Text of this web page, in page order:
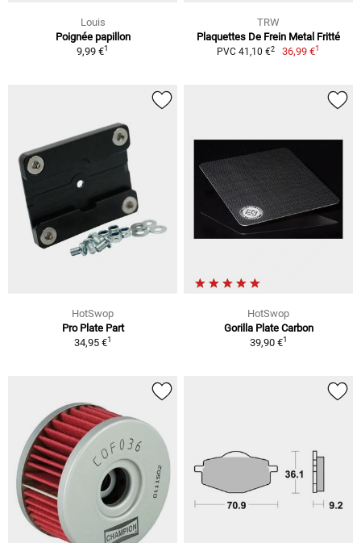
Louis
Poignée papillon
9,99 €1
TRW
Plaquettes De Frein Metal Fritté
PVC 41,10 €2 36,99 €1
HotSwop
Pro Plate Part
34,95 €1
HotSwop
Gorilla Plate Carbon
39,90 €1